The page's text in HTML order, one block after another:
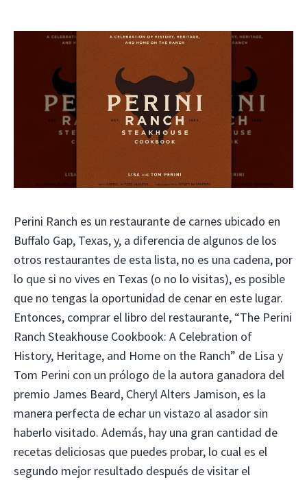
Perini Ranch es un restaurante de carnes ubicado en
Buffalo Gap, Texas, y, a diferencia de algunos de los
otros restaurantes de esta lista, no es una cadena, por
lo que si no vives en Texas (o no lo visitas), es posible
que no tengas la oportunidad de cenar en este lugar.
Entonces, comprar el libro del restaurante, “The Perini
Ranch Steakhouse Cookbook: A Celebration of
History, Heritage, and Home on the Ranch” de Lisa y
Tom Perini con un prólogo de la autora ganadora del
premio James Beard, Cheryl Alters Jamison, es la
manera perfecta de echar un vistazo al asador sin
haberlo visitado. Además, hay una gran cantidad de
recetas deliciosas que puedes probar, lo cual es el
segundo mejor resultado después de visitar el